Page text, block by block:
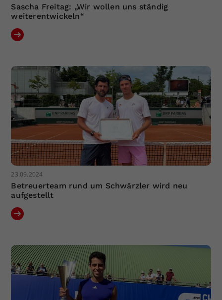
Sascha Freitag: „Wir wollen uns ständig
weiterentwickeln“
23.09.2024
Betreuerteam rund um Schwärzler wird neu
aufgestellt